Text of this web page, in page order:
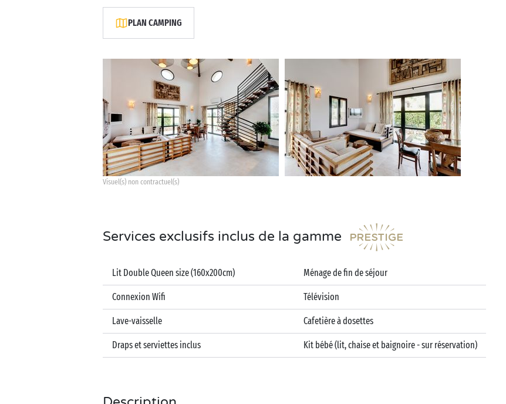
PLAN CAMPING
Visuel(s) non contractuel(s)
Services exclusifs inclus de la gamme
Lit Double Queen size (160x200cm)
Connexion Wifi
Lave-vaisselle
Draps et serviettes inclus
Ménage de fin de séjour
Télévision
Cafetière à dosettes
Kit bébé (lit, chaise et baignoire - sur réservation)